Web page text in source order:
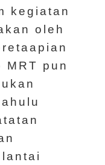
kegiatan
oleh
pun